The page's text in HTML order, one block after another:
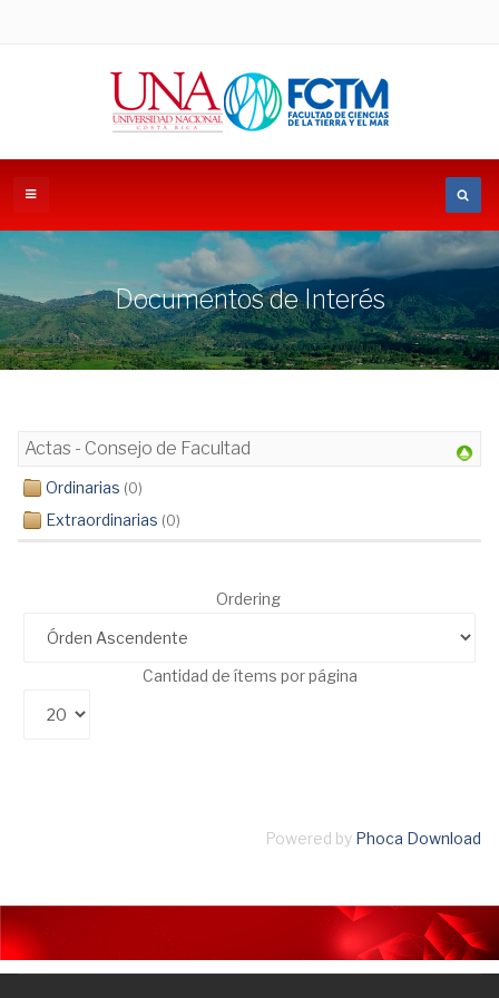
Documentos de Interés
Actas - Consejo de Facultad
Ordinarias (0)
Extraordinarias (0)
Ordering
Cantidad de ítems por página
Powered by Phoca Download